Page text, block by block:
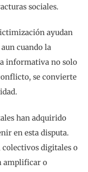
sociales.
ayudan
cuando la
informativa no solo
se convierte
han adquirido
en esta disputa.
colectivos digitales o
amplificar o